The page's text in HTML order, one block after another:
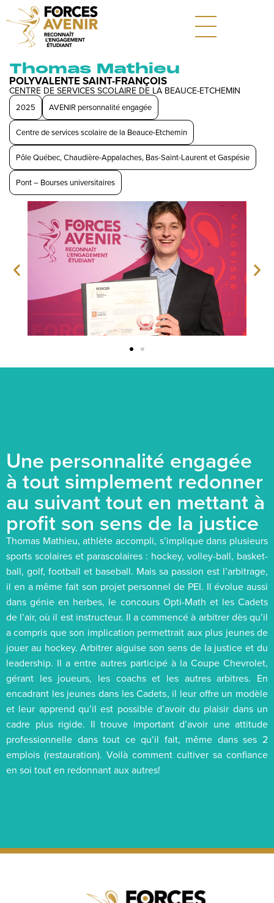
Thomas Mathieu
POLYVALENTE SAINT-FRANÇOIS
CENTRE DE SERVICES SCOLAIRE DE LA BEAUCE-ETCHEMIN
2025 AVENIR personnalité engagée
Centre de services scolaire de la Beauce-Etchemin
Pôle Québec, Chaudière-Appalaches, Bas-Saint-Laurent et Gaspésie
Pont – Bourses universitaires
Une personnalité engagée
à tout simplement redonner
au suivant tout en mettant à
profit son sens de la justice
Thomas Mathieu, athlète accompli, s’implique dans plusieurs
sports scolaires et parascolaires : hockey, volley-ball, basket-
ball, golf, football et baseball. Mais sa passion est l’arbitrage,
il en a même fait son projet personnel de PEI. Il évolue aussi
dans génie en herbes, le concours Opti-Math et les Cadets
de l’air, où il est instructeur. Il a commencé à arbitrer dès qu’il
a compris que son implication permettrait aux plus jeunes de
jouer au hockey. Arbitrer aiguise son sens de la justice et du
leadership. Il a entre autres participé à la Coupe Chevrolet,
gérant les joueurs, les coachs et les autres arbitres. En
encadrant les jeunes dans les Cadets, il leur offre un modèle
et leur apprend qu’il est possible d’avoir du plaisir dans un
cadre plus rigide. Il trouve important d’avoir une attitude
professionnelle dans tout ce qu’il fait, même dans ses 2
emplois (restauration). Voilà comment cultiver sa confiance
en soi tout en redonnant aux autres!